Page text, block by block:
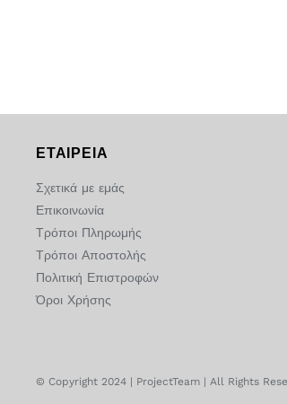
ΕΤΑΙΡΕΙΑ
Σχετικά με εμάς
Επικοινωνία
Τρόποι Πληρωμής
Τρόποι Αποστολής
Πολιτική Επιστροφών
Όροι Χρήσης
© Copyright 2024 | ProjectTeam | All Rights